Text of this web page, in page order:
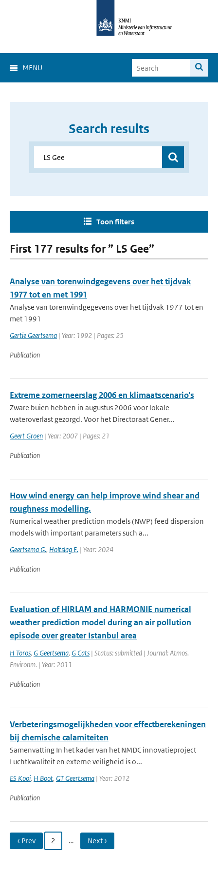
MENU
Search results
Toon filters
First 177 results for ” LS Gee”
Analyse van torenwindgegevens over het tijdvak
1977 tot en met 1991
Analyse van torenwindgegevens over het tijdvak 1977 tot en
met 1991
Gertie Geertsema | Year: 1992 | Pages: 25
Publication
Extreme zomerneerslag 2006 en klimaatscenario's
Zware buien hebben in augustus 2006 voor lokale
wateroverlast gezorgd. Voor het Directoraat Gener...
Geert Groen | Year: 2007 | Pages: 21
Publication
How wind energy can help improve wind shear and
roughness modelling.
Numerical weather prediction models (NWP) feed dispersion
models with important parameters such a...
Geertsema G., Holtslag E. | Year: 2024
Publication
Evaluation of HIRLAM and HARMONIE numerical
weather prediction model during an air pollution
episode over greater Istanbul area
H Toros, G Geertsema, G Cats | Status: submitted | Journal: Atmos.
Environm. | Year: 2011
Publication
Verbeteringsmogelijkheden voor effectberekeningen
bij chemische calamiteiten
Samenvatting In het kader van het NMDC innovatieproject
Luchtkwaliteit en externe veiligheid is o...
ES Kooi, H Boot, GT Geertsema | Year: 2012
Publication
‹ Prev 2 … Next ›